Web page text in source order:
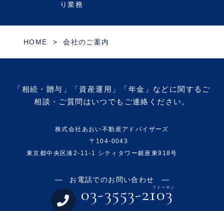
り業務
HOME 会社のご案内
「相続・贈与」「資産運用」「年金」などに関するご
相談・ご質問はいつでもご連絡ください。
株式会社あおい不動産アドバイザーズ
〒104-0043
東京都中央区湊2-11-1 シティタワー銀座東918号
お電話でのお問い合わせ
フドーサン
03-3553-2103